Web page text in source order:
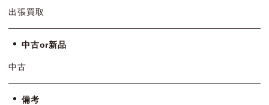
出張買取
中古or新品
中古
備考